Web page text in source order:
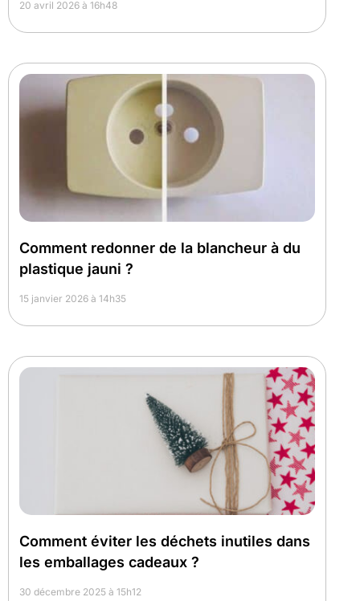
20 avril 2026 à 16h48
Comment redonner de la blancheur à du
plastique jauni ?
15 janvier 2026 à 14h35
Comment éviter les déchets inutiles dans
les emballages cadeaux ?
30 décembre 2025 à 15h12